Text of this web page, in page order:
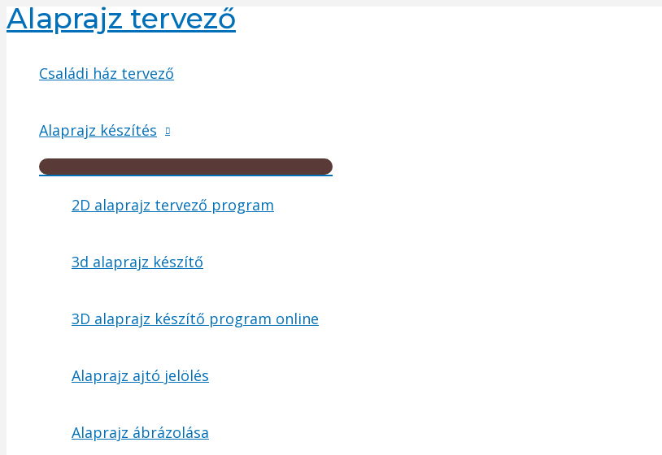
Skip
content
Alaprajz tervező
Családi ház tervező
Alaprajz készítés
Menu
2D alaprajz tervező program
3d alaprajz készítő
3D alaprajz készítő program online
Alaprajz ajtó jelölés
Alaprajz ábrázolása